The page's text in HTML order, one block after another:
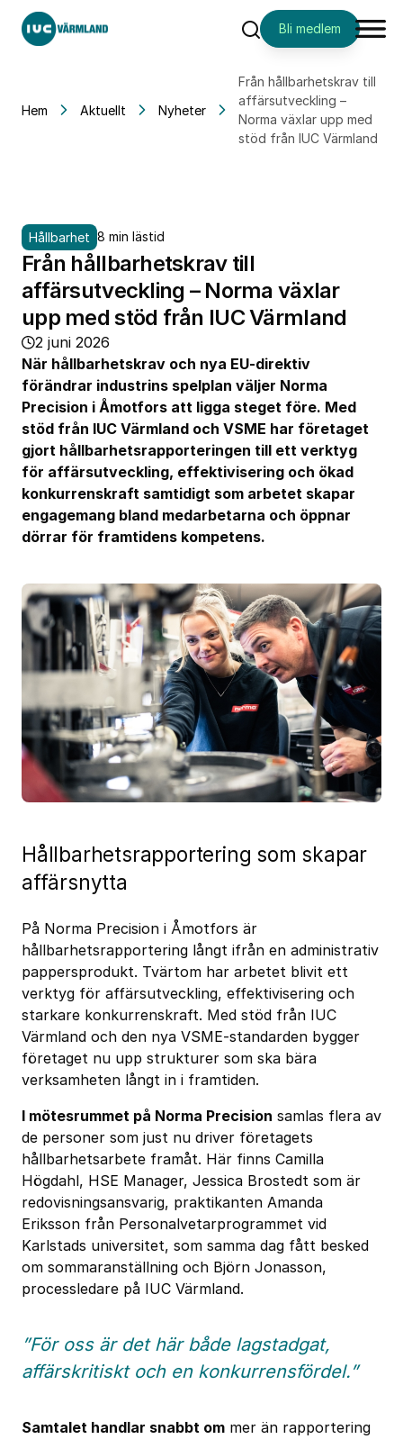
SökBli medlem
Hem Aktuellt Nyheter
Från hållbarhetskrav till
affärsutveckling –
Norma växlar upp med
stöd från IUC Värmland
Hållbarhet 8 min lästid
Från hållbarhetskrav till
affärsutveckling – Norma växlar
upp med stöd från IUC Värmland
2 juni 2026
När hållbarhetskrav och nya EU-direktiv
förändrar industrins spelplan väljer Norma
Precision i Åmotfors att ligga steget före. Med
stöd från IUC Värmland och VSME har företaget
gjort hållbarhetsrapporteringen till ett verktyg
för affärsutveckling, effektivisering och ökad
konkurrenskraft samtidigt som arbetet skapar
engagemang bland medarbetarna och öppnar
dörrar för framtidens kompetens.
Hållbarhetsrapportering som skapar
affärsnytta
På Norma Precision i Åmotfors är
hållbarhetsrapportering långt ifrån en administrativ
pappersprodukt. Tvärtom har arbetet blivit ett
verktyg för affärsutveckling, effektivisering och
starkare konkurrenskraft. Med stöd från IUC
Värmland och den nya VSME-standarden bygger
företaget nu upp strukturer som ska bära
verksamheten långt in i framtiden.
I mötesrummet på Norma Precision samlas flera av
de personer som just nu driver företagets
hållbarhetsarbete framåt. Här finns Camilla
Högdahl, HSE Manager, Jessica Brostedt som är
redovisningsansvarig, praktikanten Amanda
Eriksson från Personalvetarprogrammet vid
Karlstads universitet, som samma dag fått besked
om sommaranställning och Björn Jonasson,
processledare på IUC Värmland.
”För oss är det här både lagstadgat,
affärskritiskt och en konkurrensfördel.”
Samtalet handlar snabbt om mer än rapportering